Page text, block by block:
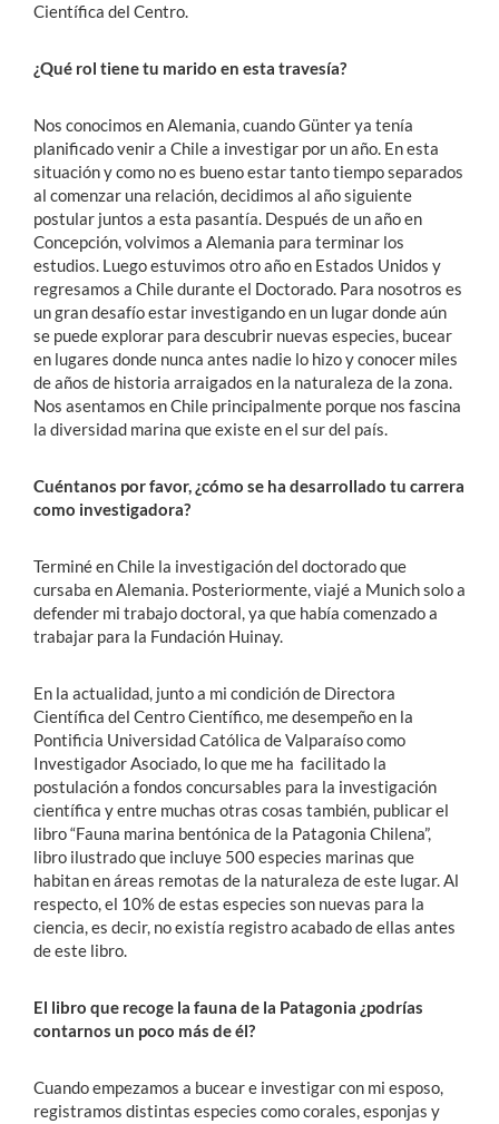
Científica del Centro.
¿Qué rol tiene tu marido en esta travesía?
Nos conocimos en Alemania, cuando Günter ya tenía
planificado venir a Chile a investigar por un año. En esta
situación y como no es bueno estar tanto tiempo separados
al comenzar una relación, decidimos al año siguiente
postular juntos a esta pasantía. Después de un año en
Concepción, volvimos a Alemania para terminar los
estudios. Luego estuvimos otro año en Estados Unidos y
regresamos a Chile durante el Doctorado. Para nosotros es
un gran desafío estar investigando en un lugar donde aún
se puede explorar para descubrir nuevas especies, bucear
en lugares donde nunca antes nadie lo hizo y conocer miles
de años de historia arraigados en la naturaleza de la zona.
Nos asentamos en Chile principalmente porque nos fascina
la diversidad marina que existe en el sur del país.
Cuéntanos por favor, ¿cómo se ha desarrollado tu carrera
como investigadora?
Terminé en Chile la investigación del doctorado que
cursaba en Alemania. Posteriormente, viajé a Munich solo a
defender mi trabajo doctoral, ya que había comenzado a
trabajar para la Fundación Huinay.
En la actualidad, junto a mi condición de Directora
Científica del Centro Científico, me desempeño en la
Pontificia Universidad Católica de Valparaíso como
Investigador Asociado, lo que me ha facilitado la
postulación a fondos concursables para la investigación
científica y entre muchas otras cosas también, publicar el
libro “Fauna marina bentónica de la Patagonia Chilena”,
libro ilustrado que incluye 500 especies marinas que
habitan en áreas remotas de la naturaleza de este lugar. Al
respecto, el 10% de estas especies son nuevas para la
ciencia, es decir, no existía registro acabado de ellas antes
de este libro.
El libro que recoge la fauna de la Patagonia ¿podrías
contarnos un poco más de él?
Cuando empezamos a bucear e investigar con mi esposo,
registramos distintas especies como corales, esponjas y